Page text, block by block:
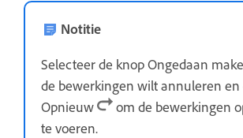
Notitie
Selecteer de knop Ongedaan
de bewerkingen wilt annuleren en
Opnieuw
om de bewerkingen
te voeren.